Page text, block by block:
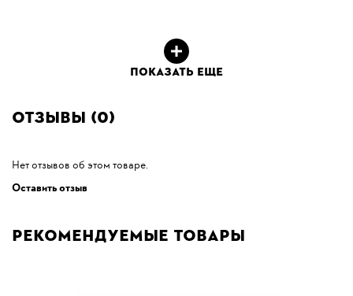
ПОКАЗАТЬ ЕЩЕ
Отзывы (0)
Нет отзывов об этом товаре.
Оставить отзыв
Рекомендуемые товары